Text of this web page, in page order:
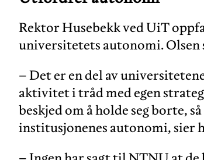
Rektor Husebekk ved UiT
universitetets autonomi. Olsen
– Det er en del av
aktivitet i tråd med egen
beskjed om å holde seg borte,
institusjonenes autonomi, sier